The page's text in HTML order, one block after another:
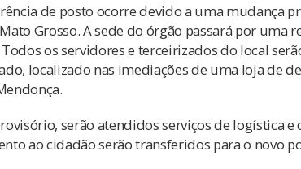
de posto ocorre devido a uma mudança
Grosso. A sede do órgão passará por uma
os servidores e terceirizados do local
localizado nas imediações de uma loja de
serão atendidos serviços de logística
ao cidadão serão transferidos para o novo